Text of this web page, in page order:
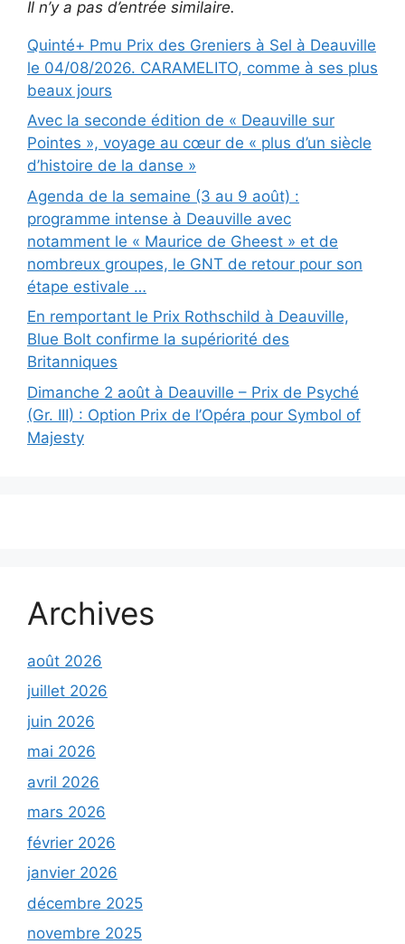
Il n’y a pas d’entrée similaire.
Quinté+ Pmu Prix des Greniers à Sel à Deauville
le 04/08/2026. CARAMELITO, comme à ses plus
beaux jours
Avec la seconde édition de « Deauville sur
Pointes », voyage au cœur de « plus d’un siècle
d’histoire de la danse »
Agenda de la semaine (3 au 9 août) :
programme intense à Deauville avec
notamment le « Maurice de Gheest » et de
nombreux groupes, le GNT de retour pour son
étape estivale …
En remportant le Prix Rothschild à Deauville,
Blue Bolt confirme la supériorité des
Britanniques
Dimanche 2 août à Deauville – Prix de Psyché
(Gr. III) : Option Prix de l’Opéra pour Symbol of
Majesty
Archives
août 2026
juillet 2026
juin 2026
mai 2026
avril 2026
mars 2026
février 2026
janvier 2026
décembre 2025
novembre 2025